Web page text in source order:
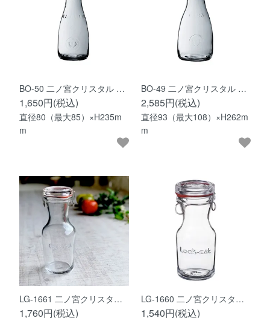
BO-50 二ノ宮クリスタル …
1,650円(税込)
直径80（最大85）×H235m
m
BO-49 二ノ宮クリスタル …
2,585円(税込)
直径93（最大108）×H262m
m
LG-1661 二ノ宮クリスタ…
1,760円(税込)
LG-1660 二ノ宮クリスタ…
1,540円(税込)